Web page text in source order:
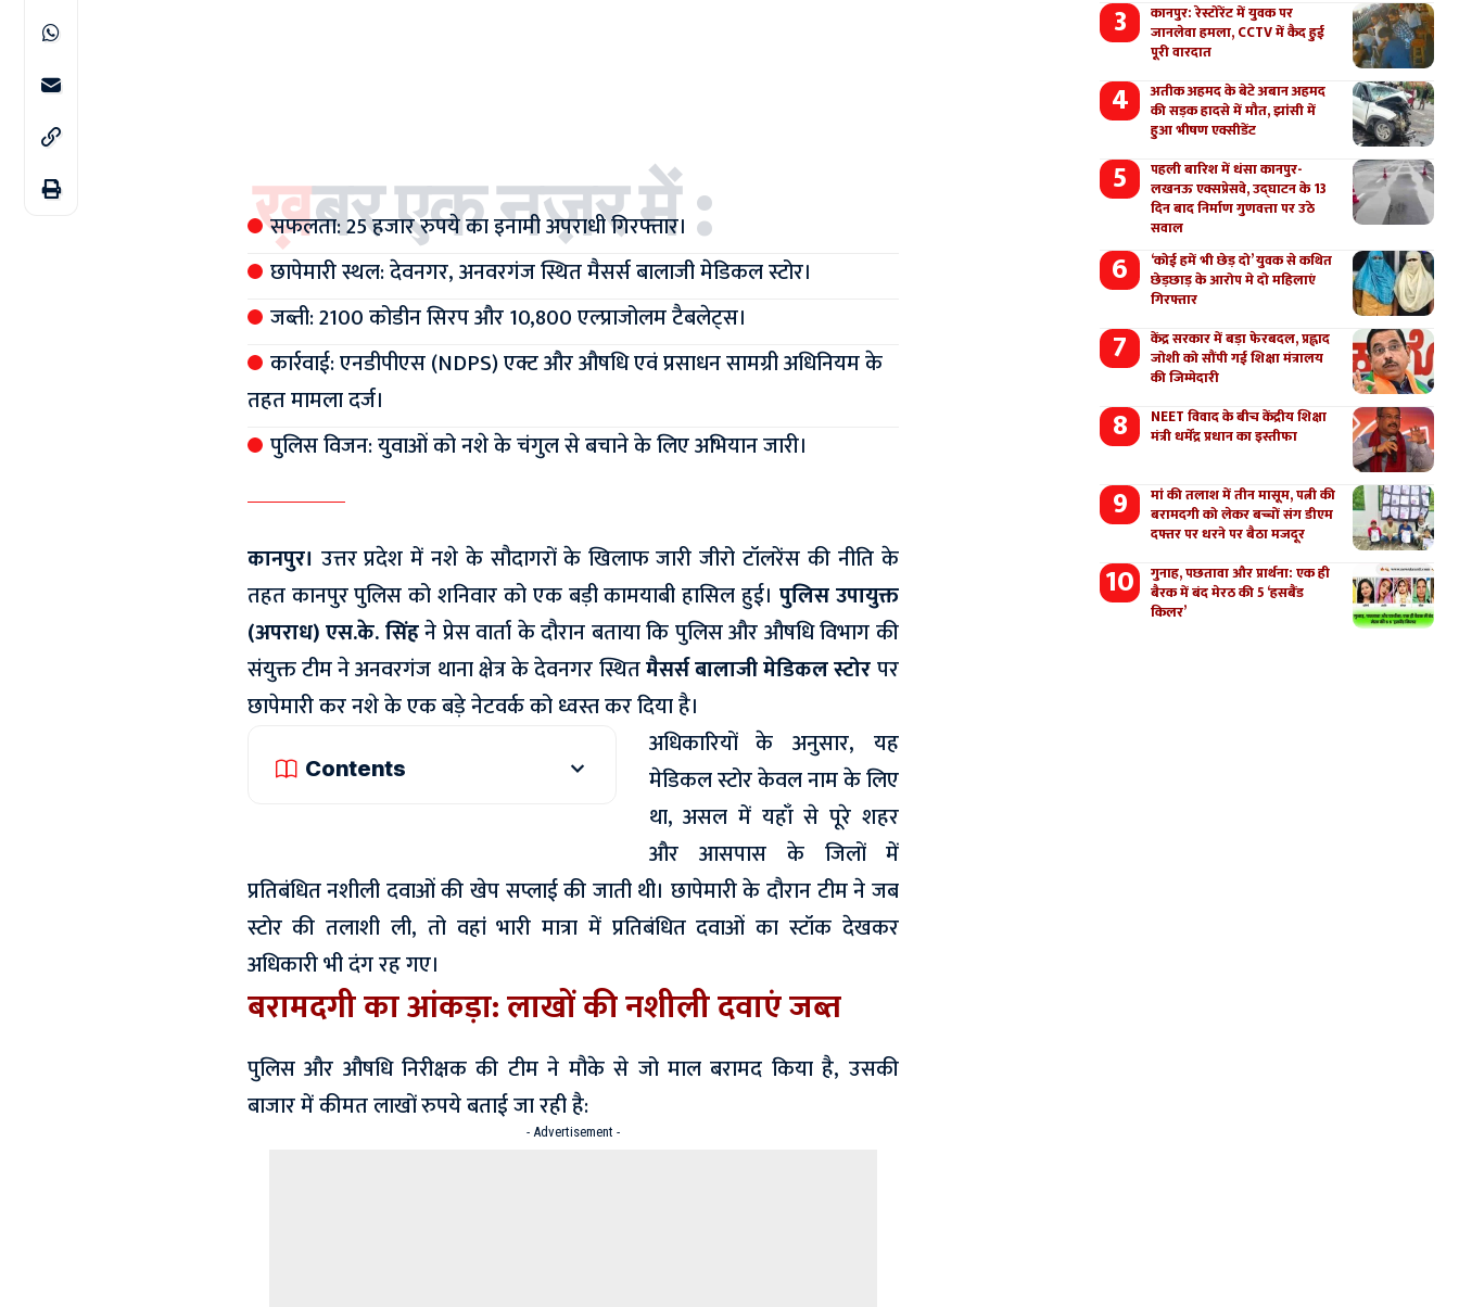
ख़बर एक नज़र में :
सफलता: 25 हजार रुपये का इनामी अपराधी गिरफ्तार।
छापेमारी स्थल: देवनगर, अनवरगंज स्थित मैसर्स बालाजी मेडिकल स्टोर।
जब्ती: 2100 कोडीन सिरप और 10,800 एल्प्राजोलम टैबलेट्स।
कार्रवाई: एनडीपीएस (NDPS) एक्ट और औषधि एवं प्रसाधन सामग्री अधिनियम के
तहत मामला दर्ज।
पुलिस विजन: युवाओं को नशे के चंगुल से बचाने के लिए अभियान जारी।
कानपुर। उत्तर प्रदेश में नशे के सौदागरों के खिलाफ जारी जीरो टॉलरेंस की नीति के
तहत कानपुर पुलिस को शनिवार को एक बड़ी कामयाबी हासिल हुई। पुलिस उपायुक्त
(अपराध) एस.के. सिंहने प्रेस वार्ता के दौरान बताया कि पुलिस और औषधि विभाग की
संयुक्त टीम ने अनवरगंज थाना क्षेत्र के देवनगर स्थितमैसर्स बालाजी मेडिकल स्टोरपर
छापेमारी कर नशे के एक बड़े नेटवर्क को ध्वस्त कर दिया है।
Contents
अधिकारियों के अनुसार, यह
मेडिकल स्टोर केवल नाम के लिए
था, असल में यहाँ से पूरे शहर
और आसपास के जिलों में
प्रतिबंधित नशीली दवाओं की खेप सप्लाई की जाती थी। छापेमारी के दौरान टीम ने जब
स्टोर की तलाशी ली, तो वहां भारी मात्रा में प्रतिबंधित दवाओं का स्टॉक देखकर
अधिकारी भी दंग रह गए।
बरामदगी का आंकड़ा: लाखों की नशीली दवाएं जब्त
पुलिस और औषधि निरीक्षक की टीम ने मौके से जो माल बरामद किया है, उसकी
बाजार में कीमत लाखों रुपये बताई जा रही है:
- Advertisement -
कानपुर: रेस्टोरेंट में युवक पर
जानलेवा हमला, CCTV में कैद हुई
पूरी वारदात
अतीक अहमद के बेटे अबान अहमद
की सड़क हादसे में मौत, झांसी में
हुआ भीषण एक्सीडेंट
पहली बारिश में धंसा कानपुर-
लखनऊ एक्सप्रेसवे, उद्घाटन के 13
दिन बाद निर्माण गुणवत्ता पर उठे
सवाल
‘कोई हमें भी छेड़ दो’ युवक से कथित
छेड़छाड़ के आरोप मे दो महिलाएं
गिरफ्तार
केंद्र सरकार में बड़ा फेरबदल, प्रह्लाद
जोशी को सौंपी गई शिक्षा मंत्रालय
की जिम्मेदारी
NEET विवाद के बीच केंद्रीय शिक्षा
मंत्री धर्मेंद्र प्रधान का इस्तीफा
मां की तलाश में तीन मासूम, पत्नी की
बरामदगी को लेकर बच्चों संग डीएम
दफ्तर पर धरने पर बैठा मजदूर
गुनाह, पछतावा और प्रार्थना: एक ही
बैरक में बंद मेरठ की 5 ‘हसबैंड
किलर’